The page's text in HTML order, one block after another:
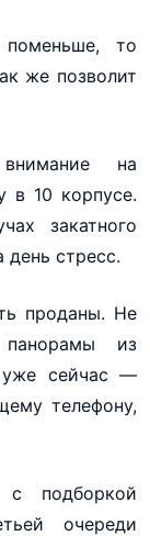
то
же позволит
на
в 10 корпусе.
закатного
день стресс.
проданы. Не
панорамы из
уже сейчас —
телефону,
с подборкой
очереди